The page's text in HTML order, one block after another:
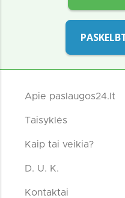
Apie paslaugos24.lt
Taisyklės
Kaip tai veikia?
D. U. K.
Kontaktai